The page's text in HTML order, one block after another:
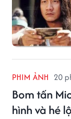
PHIM ẢNH 20
Bom tấn
hình và hé